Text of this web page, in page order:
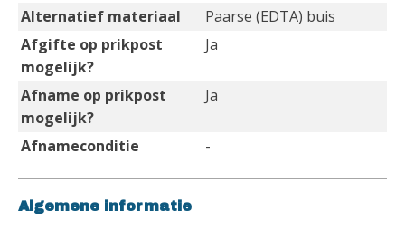
Alternatief materiaal
Paarse (EDTA) buis
Afgifte op prikpost
mogelijk?
Ja
Afname op prikpost
mogelijk?
Ja
Afnameconditie -
Algemene informatie